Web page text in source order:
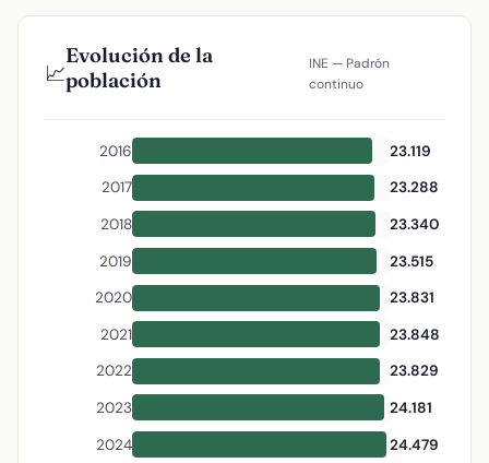
📈
Evolución de la
población
INE — Padrón
continuo
2016
23.119
2017
23.288
2018
23.340
2019
23.515
2020
23.831
2021
23.848
2022
23.829
2023
24.181
2024
24.479